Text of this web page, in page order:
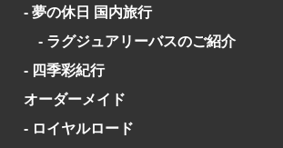
- 夢の休日 国内旅行
- ラグジュアリーバスのご紹介
- 四季彩紀行
オーダーメイド
- ロイヤルロード